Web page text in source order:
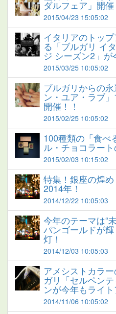
ダルフェア」開催
2015/04/23 15:05:02
イタリアのトッ
る「ブルガリ イ
ジ シーズン2」が
2015/03/25 10:05:02
ブルガリからの
ン・ユア・ラブ
開催！！
2015/02/25 10:05:02
100種類の「食べ
ル・チョコラー
2015/02/03 10:15:02
特集！銀座の煌
2014年！
2014/12/22 10:05:03
今年のテーマは“
パンゴールドが
灯！
2014/12/03 10:05:03
アメシストカラ
ガリ「セルペン
ンが今年もライト
2014/11/06 10:05:02